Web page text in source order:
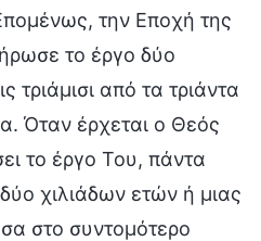
την Εποχή της
το έργο δύο
τριάμισι από τα τριάντα
Όταν έρχεται ο Θεός
το έργο Του, πάντα
χιλιάδων ετών ή μιας
στο συντομότερο